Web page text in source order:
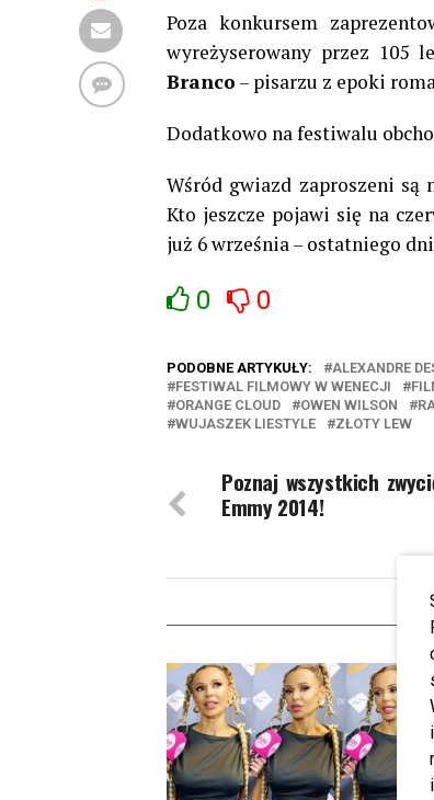
Poza konkursem
wyreżyserowany przez 105
Branco – pisarzu z epoki
Dodatkowo na festiwalu
Wśród gwiazd zaproszeni są
Kto jeszcze pojawi się na
już 6 września – ostatniego
0 0
PODOBNE ARTYKUŁY: ALEXANDRE
FESTIWAL FILMOWY W WENECJI
ORANGE CLOUD
OWEN WILSON
WUJASZEK LIESTYLE
ZŁOTY LEW
Poznaj wszystkich
Emmy 2014!